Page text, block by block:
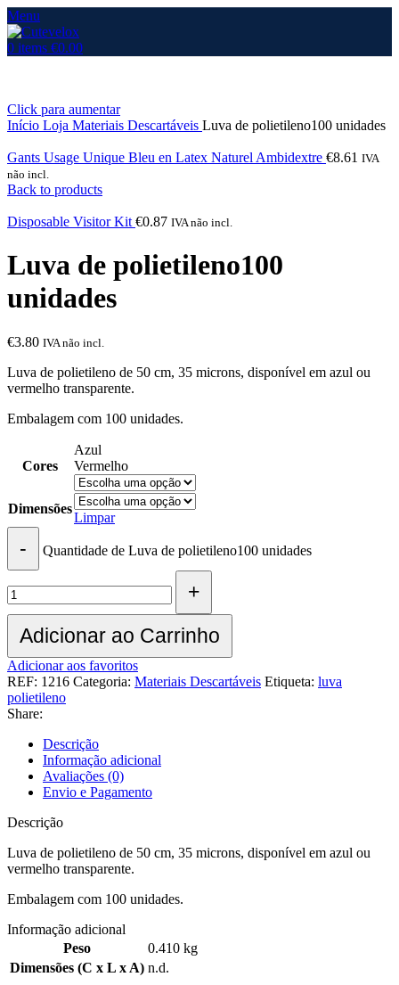
Menu
0 items €0.00
Click para aumentar
Início Loja Materiais Descartáveis Luva de polietileno100 unidades
Gants Usage Unique Bleu en Latex Naturel Ambidextre €8.61 IVA
não incl.
Back to products
Disposable Visitor Kit €0.87 IVA não incl.
Luva de polietileno100
unidades
€3.80 IVA não incl.
Luva de polietileno de 50 cm, 35 microns, disponível em azul ou
vermelho transparente.
Embalagem com 100 unidades.
Cores
Azul
Vermelho
Dimensões
Limpar
Quantidade de Luva de polietileno100 unidades
Adicionar ao Carrinho
Adicionar aos favoritos
REF: 1216 Categoria: Materiais Descartáveis Etiqueta: luva
polietileno
Share:
Descrição
Informação adicional
Avaliações (0)
Envio e Pagamento
Descrição
Luva de polietileno de 50 cm, 35 microns, disponível em azul ou
vermelho transparente.
Embalagem com 100 unidades.
Informação adicional
Peso
0.410 kg
Dimensões (C x L x A) n.d.